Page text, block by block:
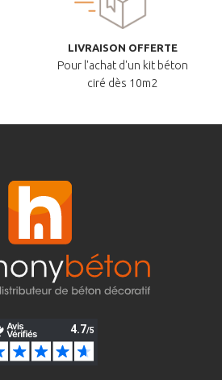
LIVRAISON OFFERTE
Pour l'achat d'un kit béton
ciré dès 10m2